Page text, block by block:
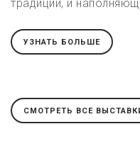
традиций, и
УЗНАТЬ БОЛЬШЕ
СМОТРЕТЬ ВСЕ